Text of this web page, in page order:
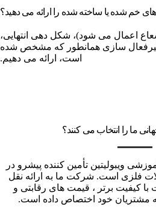
های خم شده یا ساخته شده را ارائه می دهید؟
اعمال می شود)، شکل دهی انتهایی،
سازی همانطور که مشخص شده
است، ارائه می دهیم.
ما را انتخاب می کنند؟
ویبولیتین تأمین کننده پیشرو در
فلزی است. شرکت ما به ارائه نقل
کیفیت برتر ، قیمت های رقابتی و
مشتریان خود اختصاص داده است.